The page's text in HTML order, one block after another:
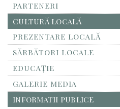
PARTENERI
CULTURĂ LOCALĂ
PREZENTARE LOCALĂ
SĂRBĂTORI LOCALE
EDUCAȚIE
GALERIE MEDIA
INFORMATII PUBLICE